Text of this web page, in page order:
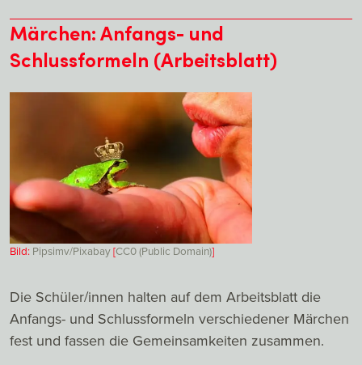
Märchen: Anfangs- und
Schlussformeln (Arbeitsblatt)
Bild: Pipsimv/Pixabay[CC0 (Public Domain)]
Die Schüler/innen halten auf dem Arbeitsblatt die
Anfangs- und Schlussformeln verschiedener Märchen
fest und fassen die Gemeinsamkeiten zusammen.